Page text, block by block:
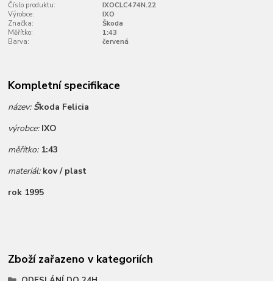
Číslo produktu:
IXOCLC474N.22
Výrobce:
IXO
Značka:
Škoda
Měřítko:
1:43
Barva:
červená
Kompletní specifikace
název: Škoda Felicia
výrobce: IXO
měřítko: 1:43
materiál: kov / plast
rok 1995
Zboží zařazeno v kategoriích